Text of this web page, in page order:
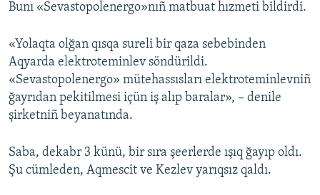
RFE/RS bütün saytları
Bunı «Sevastopolenergo»nıñ matbuat hızmeti bildirdi.
«Yolaqta olğan qısqa sureli bir qaza sebebinden
Aqyarda elektroteminlev söndürildi.
«Sevastopolenergo» mütehassısları elektroteminlevniñ
ğayrıdan pekitilmesi içün iş alıp baralar», – denile
şirketniñ beyanatında.
Saba, dekabr 3 künü, bir sıra şeerlerde ışıq ğayıp oldı.
Şu cümleden, Aqmescit ve Kezlev yarıqsız qaldı.